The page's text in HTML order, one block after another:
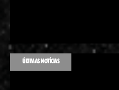
ÚLTIMAS NOTÍCIAS